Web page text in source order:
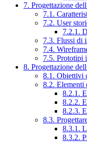
7. Progettazione
7.1.
7.2. User
7.2.1.
7.3. Flussi di
7.4.
7.5. Prototipi
8. Progettazione
8.1. Obiettivi
8.2. Elementi
8.2.1.
8.2.2.
8.2.3.
8.3.
8.3.1.
8.3.2.